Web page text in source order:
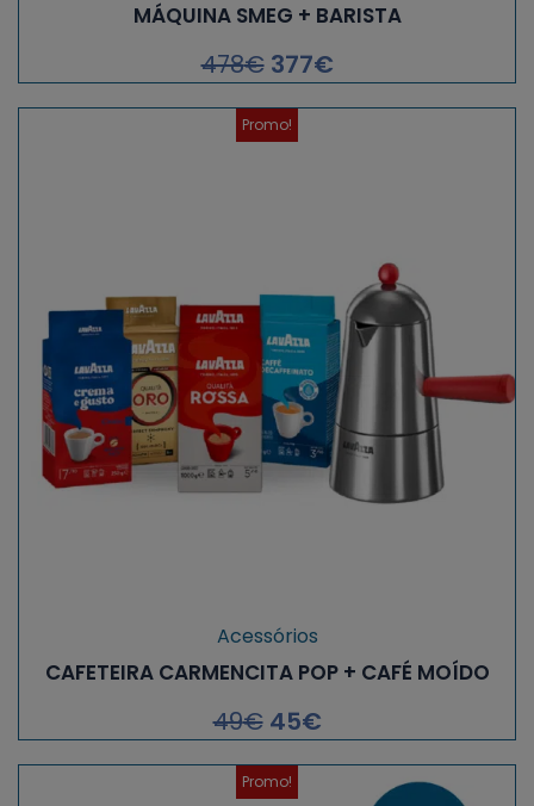
MÁQUINA SMEG + BARISTA
478€ 377€
Promo!
Acessórios
CAFETEIRA CARMENCITA POP + CAFÉ MOÍDO
49€ 45€
Promo!